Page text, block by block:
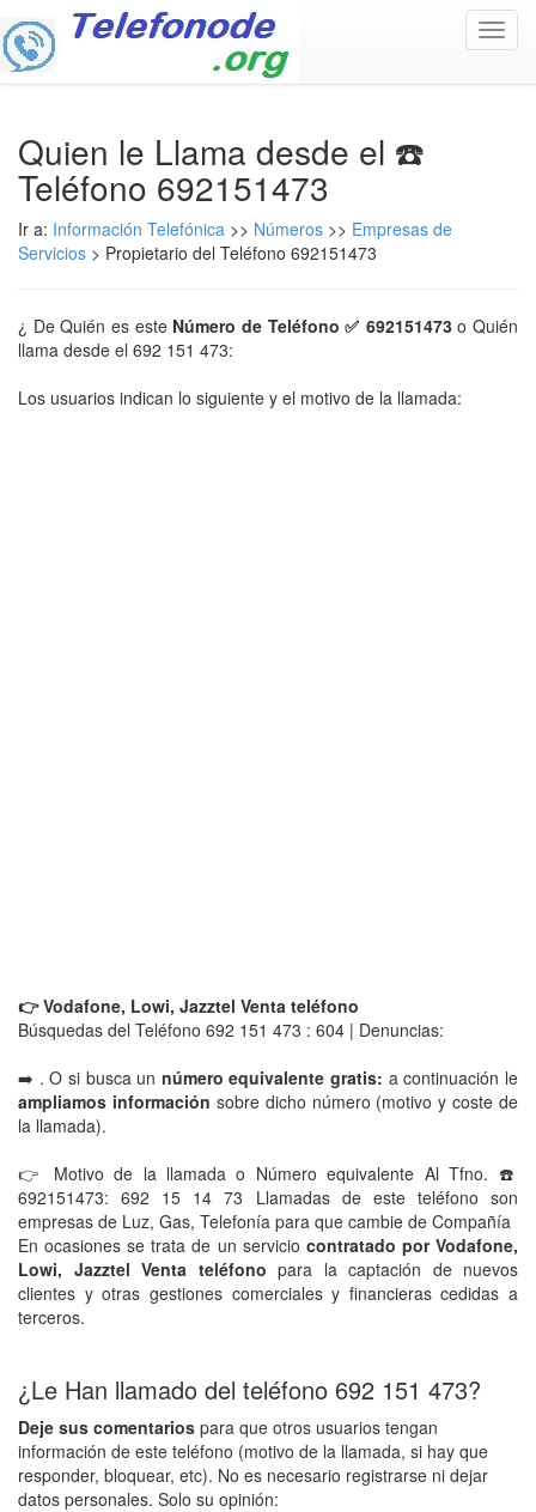
Quien le Llama desde el ☎️
Teléfono 692151473
Ir a: Información Telefónica >> Números >> Empresas de
Servicios > Propietario del Teléfono 692151473
¿ De Quién es este Número de Teléfono ✅ 692151473o Quién
llama desde el 692 151 473:
Los usuarios indican lo siguiente y el motivo de la llamada:
👉 Vodafone, Lowi, Jazztel Venta teléfono
Búsquedas del Teléfono 692 151 473 : 604 | Denuncias:
➡️ . O si busca un número equivalente gratis: a continuación le
ampliamos información sobre dicho número (motivo y coste de
la llamada).
👉 Motivo de la llamada o Número equivalente Al Tfno. ☎️
692151473: 692 15 14 73 Llamadas de este teléfono son
empresas de Luz, Gas, Telefonía para que cambie de Compañía
En ocasiones se trata de un servicio contratado por Vodafone,
Lowi, Jazztel Venta teléfono para la captación de nuevos
clientes y otras gestiones comerciales y financieras cedidas a
terceros.
¿Le Han llamado del teléfono 692 151 473?
Deje sus comentarios para que otros usuarios tengan
información de este teléfono (motivo de la llamada, si hay que
responder, bloquear, etc). No es necesario registrarse ni dejar
datos personales. Solo su opinión: